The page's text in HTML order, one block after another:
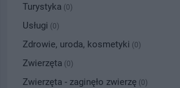
Turystyka (0)
Usługi (0)
Zdrowie, uroda, kosmetyki (0)
Zwierzęta (0)
Zwierzęta - zaginęło zwierzę (0)